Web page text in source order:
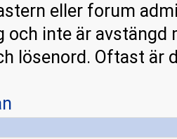
eller forum
och inte är
lösenord. Oftast